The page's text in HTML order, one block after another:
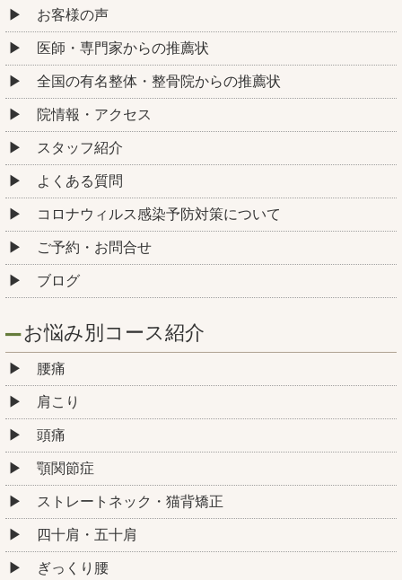
お客様の声
医師・専門家からの推薦状
全国の有名整体・整骨院からの推薦状
院情報・アクセス
スタッフ紹介
よくある質問
コロナウィルス感染予防対策について
ご予約・お問合せ
ブログ
お悩み別コース紹介
腰痛
肩こり
頭痛
顎関節症
ストレートネック・猫背矯正
四十肩・五十肩
ぎっくり腰